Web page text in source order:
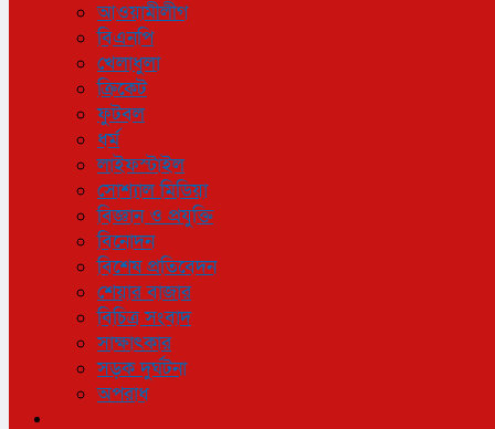
আওয়ামীলীগ
বিএনপি
খেলাধুলা
ক্রিকেট
ফুটবল
ধর্ম
লাইফস্টাইল
সোশ্যাল মিডিয়া
বিজ্ঞান ও প্রযুক্তি
বিনোদন
বিশেষ প্রতিবেদন
শেয়ার বাজার
বিচিত্র সংবাদ
সাক্ষাৎকার
সড়ক দুর্ঘটনা
অপরাধ